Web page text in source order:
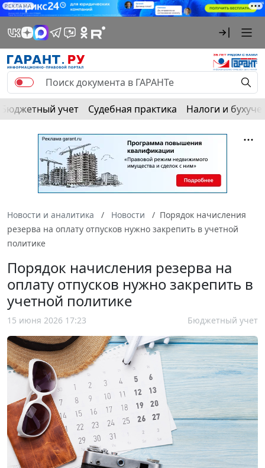
РЕКЛАМА
Бюджетный учет Судебная практика Налоги и
Новости и аналитика Новости
Порядок начисления
резерва на оплату отпусков нужно закрепить в учетной
политике
Порядок начисления резерва на
оплату отпусков нужно закрепить в
учетной политике
15 июня 2026 17:23 Бюджетный учет